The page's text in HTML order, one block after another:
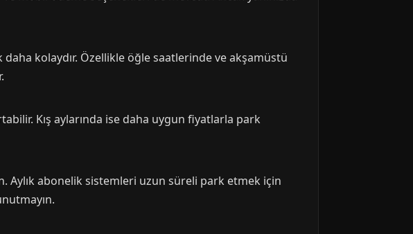
kolaydır. Özellikle öğle saatlerinde ve akşamüstü
Kış aylarında ise daha uygun fiyatlarla park
Aylık abonelik sistemleri uzun süreli park etmek için